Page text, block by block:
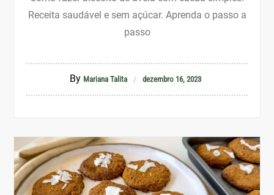
Receita saudável e sem açúcar. Aprenda o passo a
passo
By Mariana Talita dezembro 16, 2023